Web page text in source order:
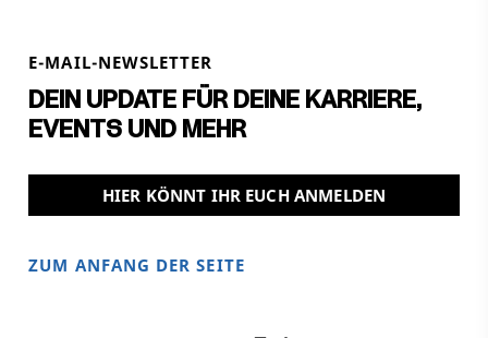
E-MAIL-NEWSLETTER
DEIN UPDATE FÜR DEINE KARRIERE,
EVENTS UND MEHR
HIER KÖNNT IHR EUCH ANMELDEN
ZUM ANFANG DER SEITE